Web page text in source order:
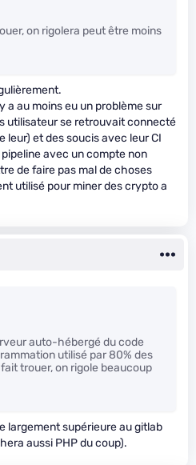
on rigolera peut être moins
a au moins eu un problème sur
utilisateur se retrouvait connecté
leur) et des soucis avec leur CI
avec un compte non
de faire pas mal de choses
utilisé pour miner des crypto a
auto-hébergé du code
utilisé par 80% des
trouer, on rigole beaucoup
largement supérieure au gitlab
aussi PHP du coup).